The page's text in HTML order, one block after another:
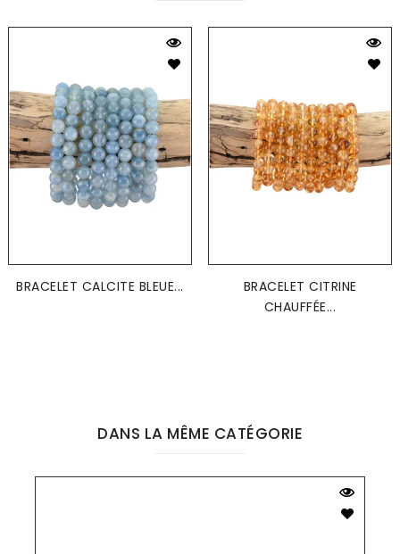
BRACELET CALCITE BLEUE...
BRACELET CITRINE
CHAUFFÉE...
DANS LA MÊME CATÉGORIE